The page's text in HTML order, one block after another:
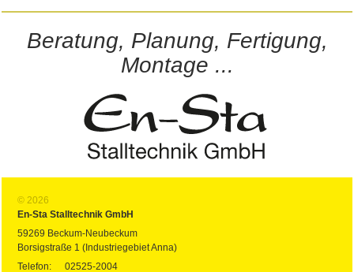
Beratung, Planung, Fertigung,
Montage ...
© 2026
En-Sta Stalltechnik GmbH
59269 Beckum-Neubeckum
Borsigstraße 1 (Industriegebiet Anna)
Telefon:
02525-2004